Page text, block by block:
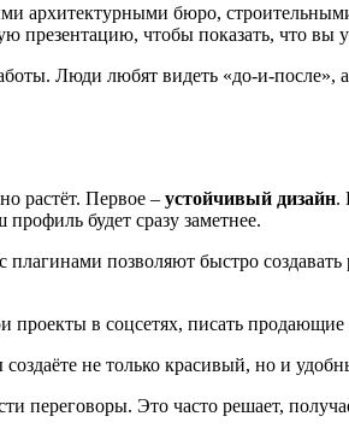
архитектурными бюро,
презентацию, чтобы показать, что вы
Люди любят видеть
растёт. Первое – устойчивый дизайн.
будет сразу заметнее.
позволяют быстро
проекты в соцсетях, писать
создаёте не только красивый, но и
переговоры. Это часто решает,